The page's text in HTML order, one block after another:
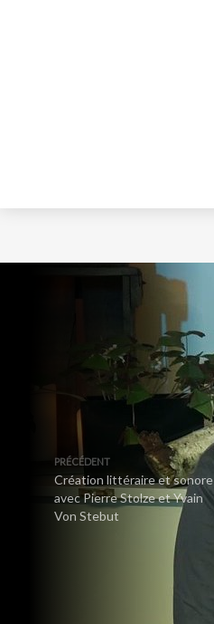
PRÉCÉDENT
Création littéraire et sonore
avec Pierre Stolze et Yvain
Von Stebut